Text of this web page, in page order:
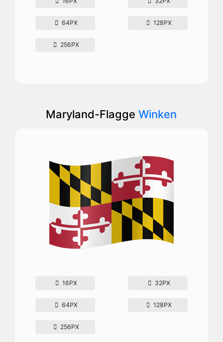
64PX 128PX
256PX
Maryland-FlaggeWinken
16PX 32PX
64PX 128PX
256PX